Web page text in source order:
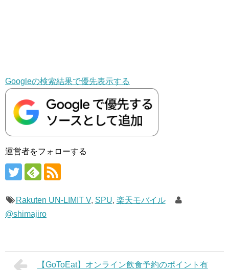
Googleの検索結果で優先表示する
運営者をフォローする
Rakuten UN-LIMIT V, SPU, 楽天モバイル
@shimajiro
【GoToEat】オンライン飲食予約のポイント有